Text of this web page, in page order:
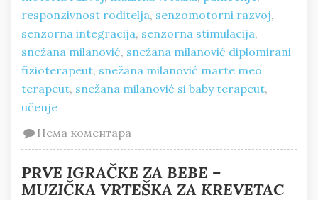
responzivnost roditelja, senzomotorni razvoj,
senzorna integracija, senzorna stimulacija,
snežana milanović, snežana milanović diplomirani
fizioterapeut, snežana milanović marte meo
terapeut, snežana milanović si baby terapeut,
učenje
Нема коментара
PRVE IGRAČKE ZA BEBE –
MUZIČKA VRTEŠKA ZA KREVETAC